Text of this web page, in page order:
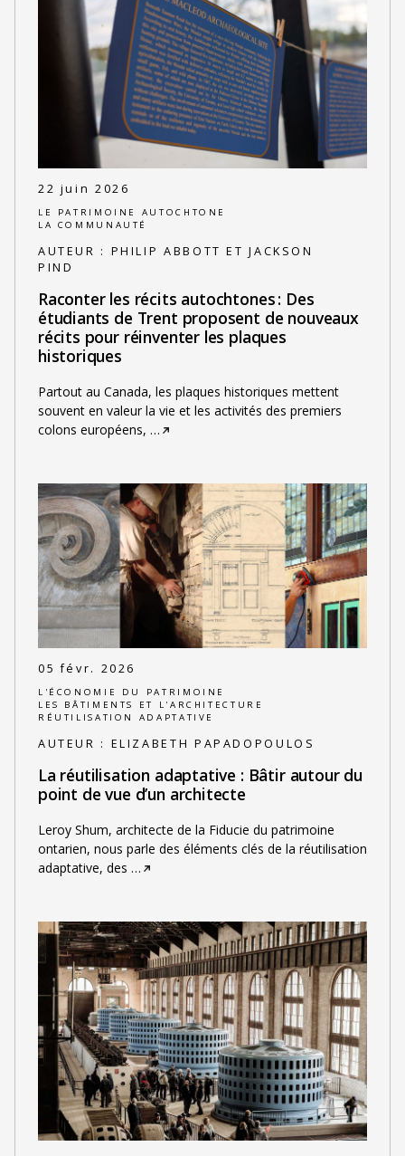
22 juin 2026
LE PATRIMOINE AUTOCHTONE
LA COMMUNAUTÉ
AUTEUR : PHILIP ABBOTT ET JACKSON
PIND
Raconter les récits autochtones : Des
étudiants de Trent proposent de nouveaux
récits pour réinventer les plaques
historiques
Partout au Canada, les plaques historiques mettent
souvent en valeur la vie et les activités des premiers
colons européens, …
05 févr. 2026
L'ÉCONOMIE DU PATRIMOINE
LES BÂTIMENTS ET L'ARCHITECTURE
RÉUTILISATION ADAPTATIVE
AUTEUR : ELIZABETH PAPADOPOULOS
La réutilisation adaptative : Bâtir autour du
point de vue d’un architecte
Leroy Shum, architecte de la Fiducie du patrimoine
ontarien, nous parle des éléments clés de la réutilisation
adaptative, des …